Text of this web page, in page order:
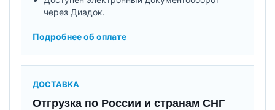
через Диадок.
Подробнее об оплате
ДОСТАВКА
Отгрузка по России и странам СНГ